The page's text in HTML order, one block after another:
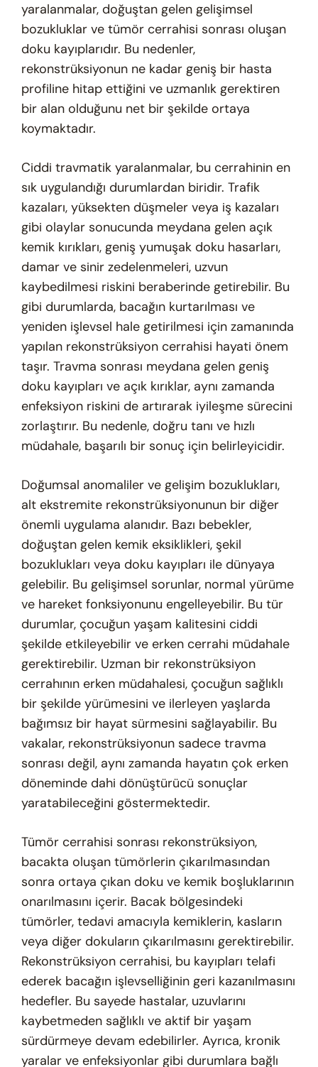
yaralanmalar, doğuştan gelen gelişimsel
bozukluklar ve tümör cerrahisi sonrası oluşan
doku kayıplarıdır. Bu nedenler,
rekonstrüksiyonun ne kadar geniş bir hasta
profiline hitap ettiğini ve uzmanlık gerektiren
bir alan olduğunu net bir şekilde ortaya
koymaktadır.
Ciddi travmatik yaralanmalar, bu cerrahinin en
sık uygulandığı durumlardan biridir. Trafik
kazaları, yüksekten düşmeler veya iş kazaları
gibi olaylar sonucunda meydana gelen açık
kemik kırıkları, geniş yumuşak doku hasarları,
damar ve sinir zedelenmeleri, uzvun
kaybedilmesi riskini beraberinde getirebilir. Bu
gibi durumlarda, bacağın kurtarılması ve
yeniden işlevsel hale getirilmesi için zamanında
yapılan rekonstrüksiyon cerrahisi hayati önem
taşır. Travma sonrası meydana gelen geniş
doku kayıpları ve açık kırıklar, aynı zamanda
enfeksiyon riskini de artırarak iyileşme sürecini
zorlaştırır. Bu nedenle, doğru tanı ve hızlı
müdahale, başarılı bir sonuç için belirleyicidir.
Doğumsal anomaliler ve gelişim bozuklukları,
alt ekstremite rekonstrüksiyonunun bir diğer
önemli uygulama alanıdır. Bazı bebekler,
doğuştan gelen kemik eksiklikleri, şekil
bozuklukları veya doku kayıpları ile dünyaya
gelebilir. Bu gelişimsel sorunlar, normal yürüme
ve hareket fonksiyonunu engelleyebilir. Bu tür
durumlar, çocuğun yaşam kalitesini ciddi
şekilde etkileyebilir ve erken cerrahi müdahale
gerektirebilir. Uzman bir rekonstrüksiyon
cerrahının erken müdahalesi, çocuğun sağlıklı
bir şekilde yürümesini ve ilerleyen yaşlarda
bağımsız bir hayat sürmesini sağlayabilir. Bu
vakalar, rekonstrüksiyonun sadece travma
sonrası değil, aynı zamanda hayatın çok erken
döneminde dahi dönüştürücü sonuçlar
yaratabileceğini göstermektedir.
Tümör cerrahisi sonrası rekonstrüksiyon,
bacakta oluşan tümörlerin çıkarılmasından
sonra ortaya çıkan doku ve kemik boşluklarının
onarılmasını içerir. Bacak bölgesindeki
tümörler, tedavi amacıyla kemiklerin, kasların
veya diğer dokuların çıkarılmasını gerektirebilir.
Rekonstrüksiyon cerrahisi, bu kayıpları telafi
ederek bacağın işlevselliğinin geri kazanılmasını
hedefler. Bu sayede hastalar, uzuvlarını
kaybetmeden sağlıklı ve aktif bir yaşam
sürdürmeye devam edebilirler. Ayrıca, kronik
yaralar ve enfeksiyonlar gibi durumlara bağlı